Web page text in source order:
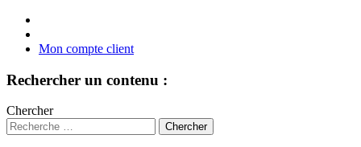
Mon compte client
Rechercher un contenu :
Chercher